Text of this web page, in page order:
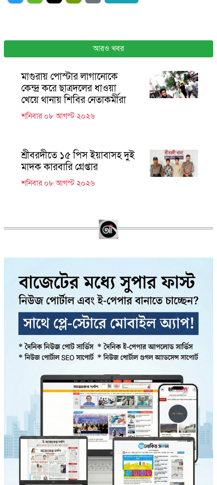
আরও খবর
মাগুরায় পোস্টার লাগানোকে
কেন্দ্র করে ছাত্রদলের ধাওয়া
খেয়ে থানায় শিবির নেতাকর্মীরা
শনিবার ০৮ আগস্ট ২০২৬
শ্রীবরদীতে ১৫ পিস ইয়াবাসহ দুই
মাদক কারবারি গ্রেপ্তার
শনিবার ০৮ আগস্ট ২০২৬